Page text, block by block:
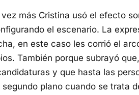
vez más Cristina usó el efecto
el escenario. La
en este caso les corrió el
También porque subrayó
y que hasta las
segundo plano cuando se trata